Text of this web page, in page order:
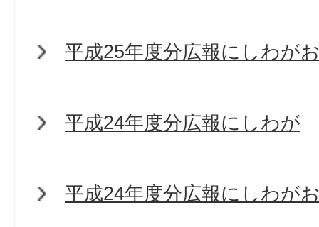
平成25年度分広報にしわが
平成24年度分広報にしわが
平成24年度分広報にしわが